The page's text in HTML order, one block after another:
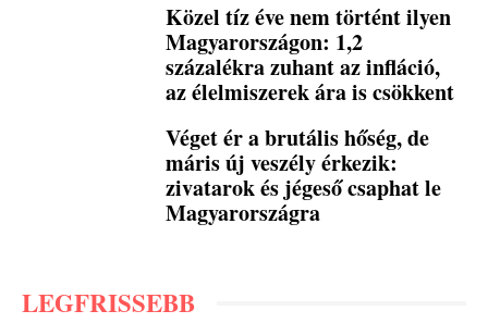
Közel tíz éve nem történt ilyen
Magyarországon: 1,2
százalékra zuhant az infláció,
az élelmiszerek ára is csökkent
Véget ér a brutális hőség, de
máris új veszély érkezik:
zivatarok és jégeső csaphat le
Magyarországra
LEGFRISSEBB